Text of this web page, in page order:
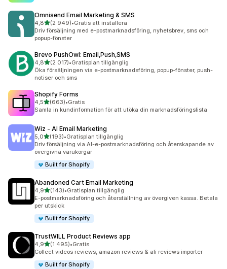
Omnisend Email Marketing & SMS
4,8av 5 stjärnor
(2 949)
2949 recensioner totalt
•Gratis att installera
Driv försäljning med e-postmarknadsföring, nyhetsbrev, sms och
popup-fönster
Brevo PushOwl: Email,Push,SMS
4,8av 5 stjärnor
(2 017)
2017 recensioner totalt
•Gratisplan tillgänglig
Öka försäljningen via e-postmarknadsföring, popup-fönster, push-
notiser och sms
Shopify Forms
4,5av 5 stjärnor
(663)
663 recensioner totalt
•Gratis
Samla in kundinformation för att utöka din marknadsföringslista
Wiz ‑ AI Email Marketing
5,0av 5 stjärnor
(193)
193 recensioner totalt
•Gratisplan tillgänglig
Driv försäljning via AI-e-postmarknadsföring och återskapande av
övergivna varukorgar
Built for Shopify
Abandoned Cart Email Marketing
4,9av 5 stjärnor
(143)
143 recensioner totalt
•Gratisplan tillgänglig
E-postmarknadsföring och återställning av övergiven kassa. Betala
per utskick
Built for Shopify
TrustWILL Product Reviews app
4,9av 5 stjärnor
(1 495)
1495 recensioner totalt
•Gratis
Collect videos reviews, amazon reviews & ali reviews importer
Built for Shopify